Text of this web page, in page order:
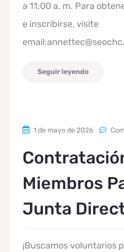
a 11:00 a. m. Para
e inscribirse, visite
Seguir leyendo
1 de mayo de 2026
Miembros
Junta
¡Buscamos voluntarios